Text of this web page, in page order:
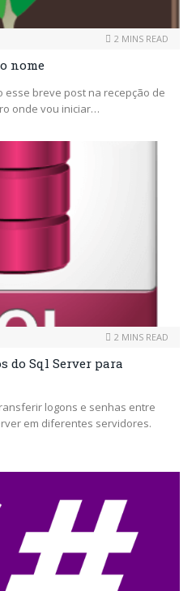
2 MINS READ
nome
esse breve post na recepção de
onde vou iniciar…
2 MINS READ
do Sql Server para
logons e senhas entre
em diferentes servidores.